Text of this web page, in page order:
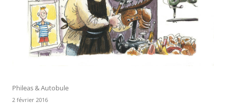
Phileas & Autobule
2 février 2016